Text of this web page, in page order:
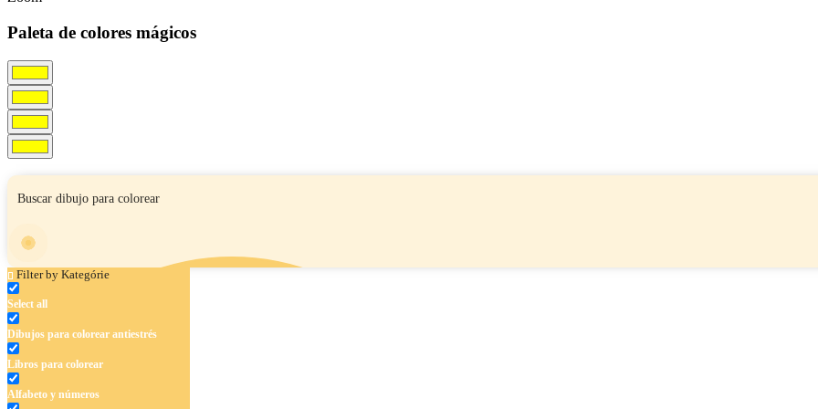
Paleta de colores mágicos
Filter by Kategórie
Select all
Dibujos para colorear antiestrés
Libros para colorear
Alfabeto y números